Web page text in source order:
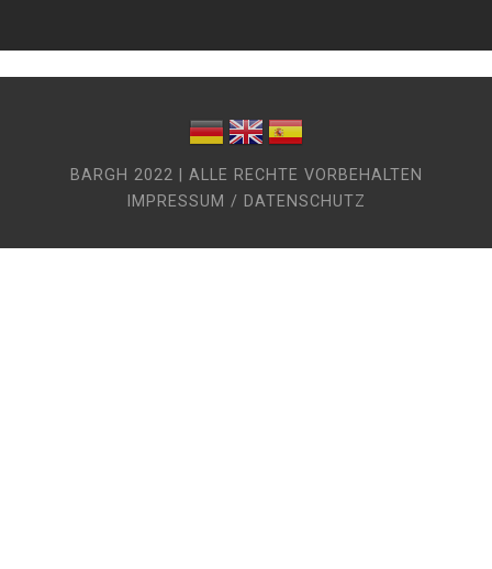
BARGH 2022 | ALLE RECHTE VORBEHALTEN
IMPRESSUM / DATENSCHUTZ